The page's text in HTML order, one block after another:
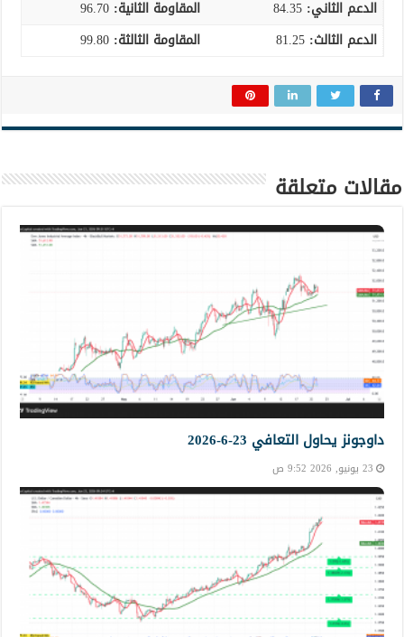
الدعم الثاني:
المقاومة الثانية:
الدعم الثالث: المقاومة الثالثة: 99.80
مقالات متعلقة
داوجونز يحاول التعافي 23-6-2026
23 يونيو, 2026 9:52 ص